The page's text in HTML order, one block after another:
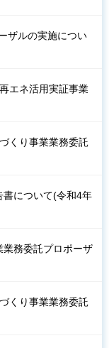
ザルの実施につい
エネ活用実証事業
くり事業業務委託
書について(令和4年
務委託プロポーザ
くり事業業務委託